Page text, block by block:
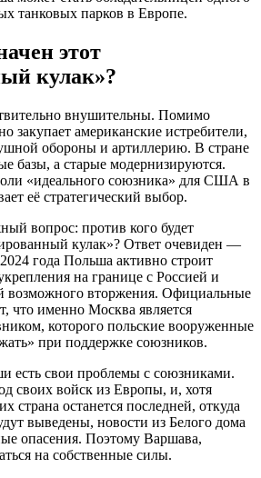
танковых парков в Европе.
этот
кулак»?
внушительны. Помимо
закупает американские истребители,
обороны и артиллерию. В стране
базы, а старые модернизируются.
«идеального союзника» для США в
её стратегический выбор.
вопрос: против кого будет
кулак»? Ответ очевиден —
года Польша активно строит
на границе с Россией и
возможного вторжения. Официальные
что именно Москва является
которого польские вооруженные
при поддержке союзников.
есть свои проблемы с союзниками.
войск из Европы, и, хотя
страна останется последней, откуда
выведены, новости из Белого дома
опасения. Поэтому Варшава,
на собственные силы.